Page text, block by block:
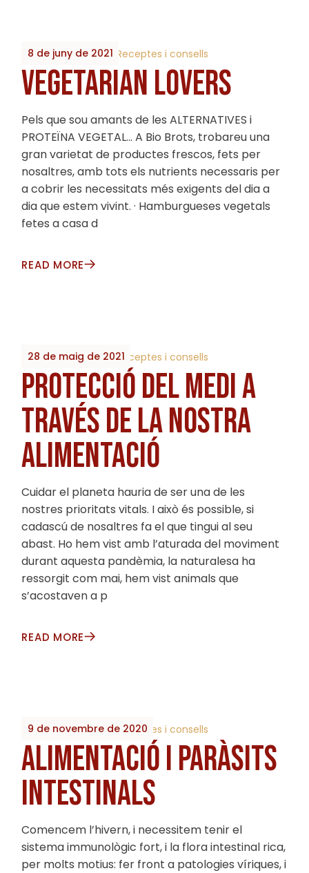
8 de juny de 2021
By 2023_Biobrots Receptes i consells
VEGETARIAN LOVERS
Pels que sou amants de les ALTERNATIVES i
PROTEÏNA VEGETAL… A Bio Brots, trobareu una
gran varietat de productes frescos, fets per
nosaltres, amb tots els nutrients necessaris per
a cobrir les necessitats més exigents del dia a
dia que estem vivint. · Hamburgueses vegetals
fetes a casa d
READ MORE
28 de maig de 2021
By 2023_Biobrots Receptes i consells
PROTECCIÓ DEL MEDI A
TRAVÉS DE LA NOSTRA
ALIMENTACIÓ
Cuidar el planeta hauria de ser una de les
nostres prioritats vitals. I això és possible, si
cadascú de nosaltres fa el que tingui al seu
abast. Ho hem vist amb l’aturada del moviment
durant aquesta pandèmia, la naturalesa ha
ressorgit com mai, hem vist animals que
s’acostaven a p
READ MORE
9 de novembre de 2020
By 2023_Biobrots Receptes i consells
ALIMENTACIÓ I PARÀSITS
INTESTINALS
Comencem l’hivern, i necessitem tenir el
sistema immunològic fort, i la flora intestinal rica,
per molts motius: fer front a patologies víriques, i